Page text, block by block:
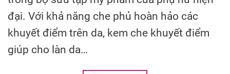
đại. Với khả năng che phủ hoàn hảo các
khuyết điểm trên da, kem che khuyết điểm
giúp cho làn da…